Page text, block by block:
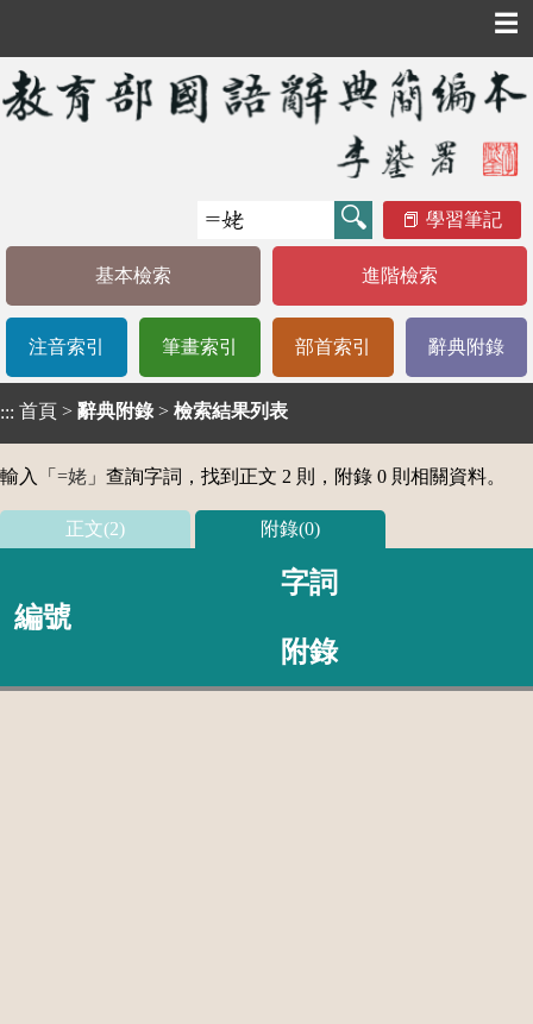
☰
學習筆記
基本檢索 進階檢索
注音索引 筆畫索引 部首索引 辭典附錄
::: 首頁 > 辭典附錄 > 檢索結果列表
輸入「 =姥 」查詢字詞，找到正文 2 則，附錄 0 則相關資料。
正文(2) 附錄(0)
編號
字詞
附錄